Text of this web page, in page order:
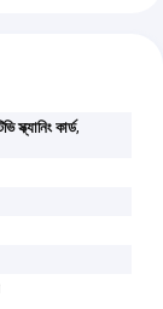
স্ক্যানিং কার্ড,